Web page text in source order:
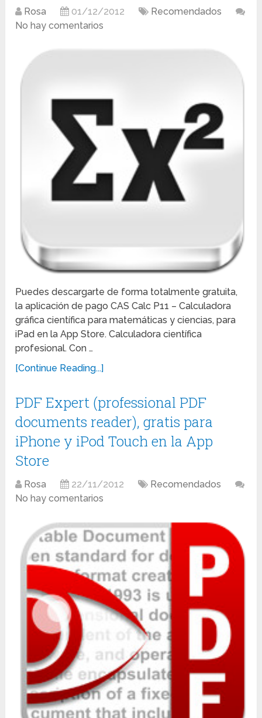
Rosa 01/12/2012
Recomendados
No hay comentarios
Puedes descargarte de forma totalmente gratuita,
la aplicación de pago CAS Calc P11 – Calculadora
gráfica científica para matemáticas y ciencias, para
iPad en la App Store. Calculadora científica
profesional. Con …
[Continue Reading...]
PDF Expert (professional PDF
documents reader), gratis para
iPhone y iPod Touch en la App
Store
Rosa 22/11/2012
Recomendados
No hay comentarios